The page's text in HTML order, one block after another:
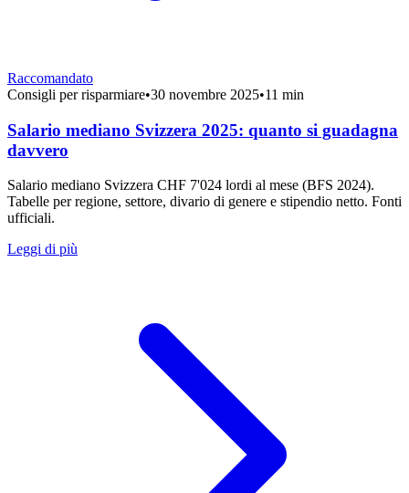
Raccomandato
Consigli per risparmiare•30 novembre 2025•11 min
Salario mediano Svizzera 2025: quanto si guadagna
davvero
Salario mediano Svizzera CHF 7'024 lordi al mese (BFS 2024).
Tabelle per regione, settore, divario di genere e stipendio netto. Fonti
ufficiali.
Leggi di più